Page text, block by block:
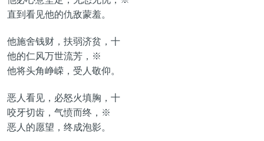
直到看见他的仇敌蒙羞。
他施舍钱财，扶弱济贫，十
他的仁风万世流芳，※
他将头角峥嵘，受人敬仰。
恶人看见，必怒火填胸，十
咬牙切齿，气愤而终，※
恶人的愿望，终成泡影。